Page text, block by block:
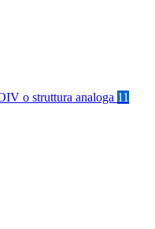
o struttura analoga 11